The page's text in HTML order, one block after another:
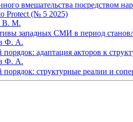
вмешательства посредством
Protect (№ 5 2025)
В. М.
западных СМИ в период
Ф. А.
адаптация акторов к
Ф. А.
структурные реалии и